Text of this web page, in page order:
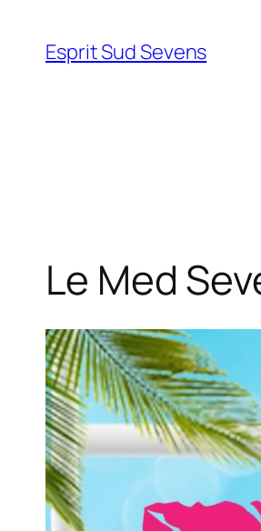
Esprit Sud Sevens
Le Med